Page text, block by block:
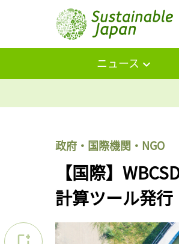
ニュース
政府・国際機関・NGO
【国際】
計算ツール発行